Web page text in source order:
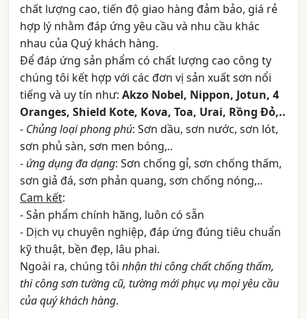
chất lượng cao, tiến độ giao hàng đảm bảo, giá rẻ
hợp lý nhằm đáp ứng yêu cầu và nhu cầu khác
nhau của Quý khách hàng.
Để đáp ứng sản phẩm có chất lượng cao công ty
chúng tôi kết hợp với các đơn vị sản xuất sơn nổi
tiếng và uy tín như: Akzo Nobel, Nippon, Jotun, 4
Oranges, Shield Kote, Kova, Toa, Urai, Rồng Đỏ,..
- Chủng loại phong phú: Sơn dầu, sơn nước, sơn lót,
sơn phủ sàn, sơn men bóng,..
- ứng dụng đa dạng: Sơn chống gỉ, sơn chống thấm,
sơn giả đá, sơn phản quang, sơn chống nóng,..
Cam kết:
- Sản phẩm chính hãng, luôn có sẵn
- Dịch vụ chuyên nghiệp, đáp ứng đúng tiêu chuẩn
kỹ thuật, bền đẹp, lâu phai.
Ngoài ra, chúng tôi nhận thi công chất chống thấm,
thi công sơn tường cũ, tường mới phục vụ mọi yêu cầu
của quý khách hàng.